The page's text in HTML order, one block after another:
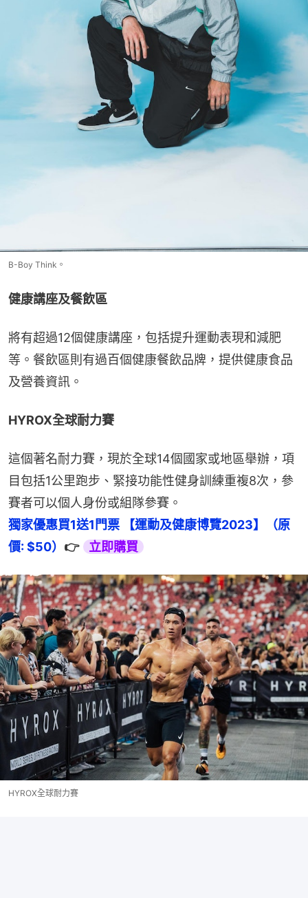
B-Boy Think。
健康講座及餐飲區
將有超過12個健康講座，包括提升運動表現和減肥
等。餐飲區則有過百個健康餐飲品牌，提供健康食品
及營養資訊。
HYROX全球耐力賽
這個著名耐力賽，現於全球14個國家或地區舉辦，項
目包括1公里跑步、緊接功能性健身訓練重複8次，參
賽者可以個人身份或組隊參賽。
獨家優惠買1送1門票 【運動及健康博覽2023】（原
價: $50） 👉 立即購買
HYROX全球耐力賽